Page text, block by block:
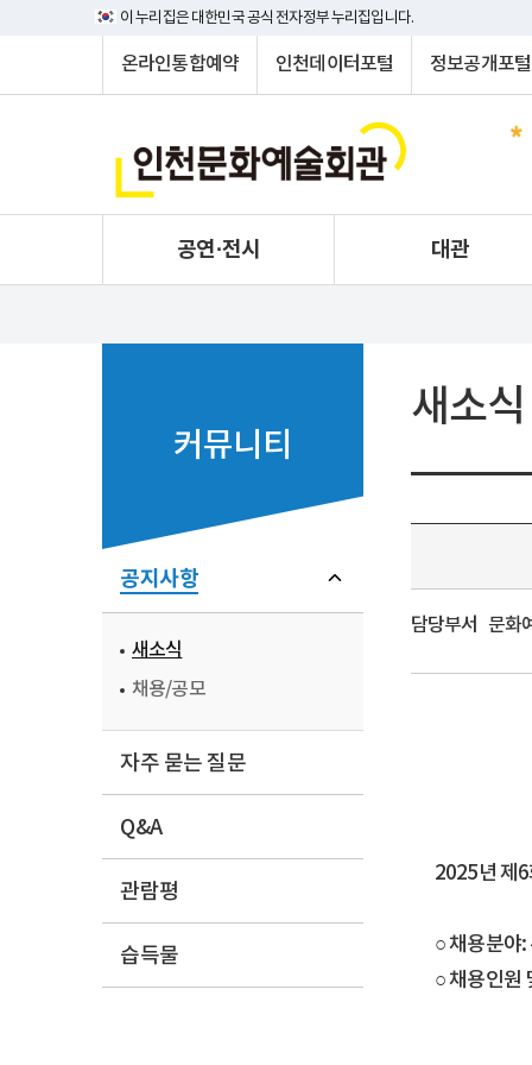
이 누리집은 대한민국 공식 전자정부 누리집입니다.
온라인통합예약 인천데이터포털 정보공개포털
공연·전시 대관
커뮤니티
공지사항
새소식
채용/공모
자주 묻는 질문
Q&A
관람평
습득물
새소식
담당부서 문화
2025년 제6
○ 채용분야
○ 채용인원